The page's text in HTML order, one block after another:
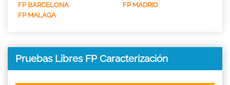
FP BARCELONA
FP MADRID
FP MALAGA
Pruebas Libres FP Caracterización